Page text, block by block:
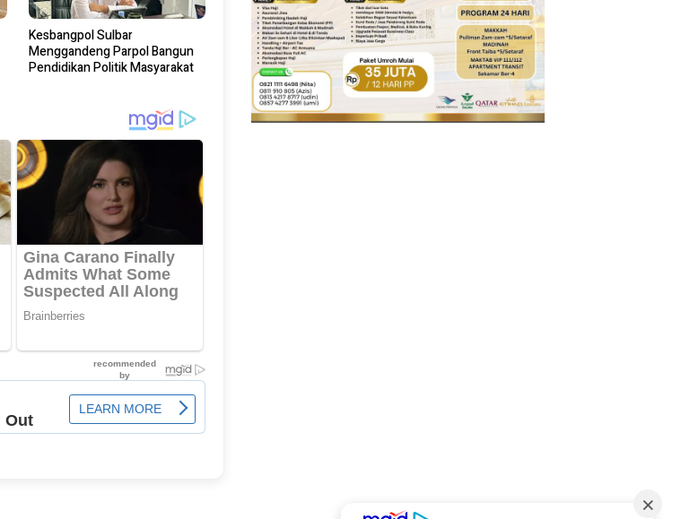
Kesbangpol Sulbar
Menggandeng Parpol Bangun
Pendidikan Politik Masyarakat